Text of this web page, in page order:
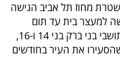
מחוז תל אביב הגישה
למעצר בית עד תום
ההליכים נגד שני קטינים, תושבי בני ברק בני 14 ו-16,
את העיר בחודשים